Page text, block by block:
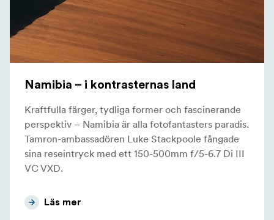
Namibia – i kontrasternas land
Kraftfulla färger, tydliga former och fascinerande
perspektiv – Namibia är alla fotofantasters paradis.
Tamron-ambassadören Luke Stackpoole fångade
sina reseintryck med ett 150-500mm f/5-6.7 Di III
VC VXD.
Läs mer